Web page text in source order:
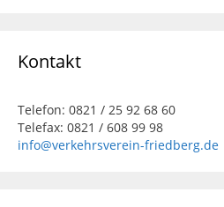
Kontakt
Telefon: 0821 / 25 92 68 60
Telefax: 0821 / 608 99 98
info@verkehrsverein-friedberg.de